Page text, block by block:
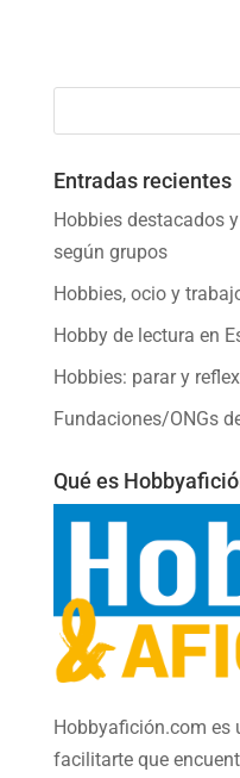
Entradas recientes
Hobbies destacados
según grupos
Hobbies, ocio y
Hobby de lectura en
Hobbies: parar y
Fundaciones/ONGs
Qué es
Hobbyafición.com es
facilitarte que